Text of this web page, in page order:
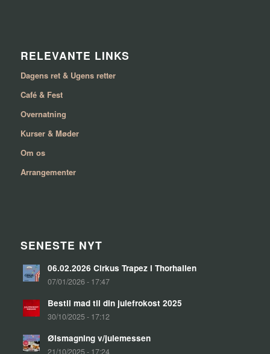
RELEVANTE LINKS
Dagens ret & Ugens retter
Café & Fest
Overnatning
Kurser & Møder
Om os
Arrangementer
SENESTE NYT
06.02.2026 Cirkus Trapez i Thorhallen
07/01/2026 - 17:47
Bestil mad til din julefrokost 2025
30/10/2025 - 17:12
Ølsmagning v/julemessen
21/10/2025 - 17:24